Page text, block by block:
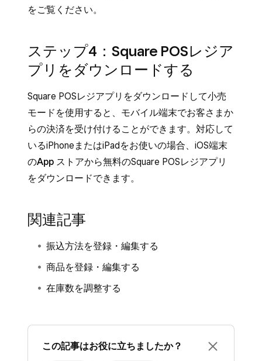
をご覧ください。
ステップ4：Square POSレジア
プリをダウンロードする
Square POSレジアプリをダウンロードして小売
モードを使用すると、モバイル端末でお客さまか
らの決済を受け付けることができます。対応して
いるiPhoneまたはiPadをお使いの場合、iOS端末
のApp ストアから無料のSquare POSレジアプリ
をダウンロードできます。
関連記事
振込方法を登録・編集する
商品を登録・編集する
在庫数を調整する
この記事はお役に立ちましたか？